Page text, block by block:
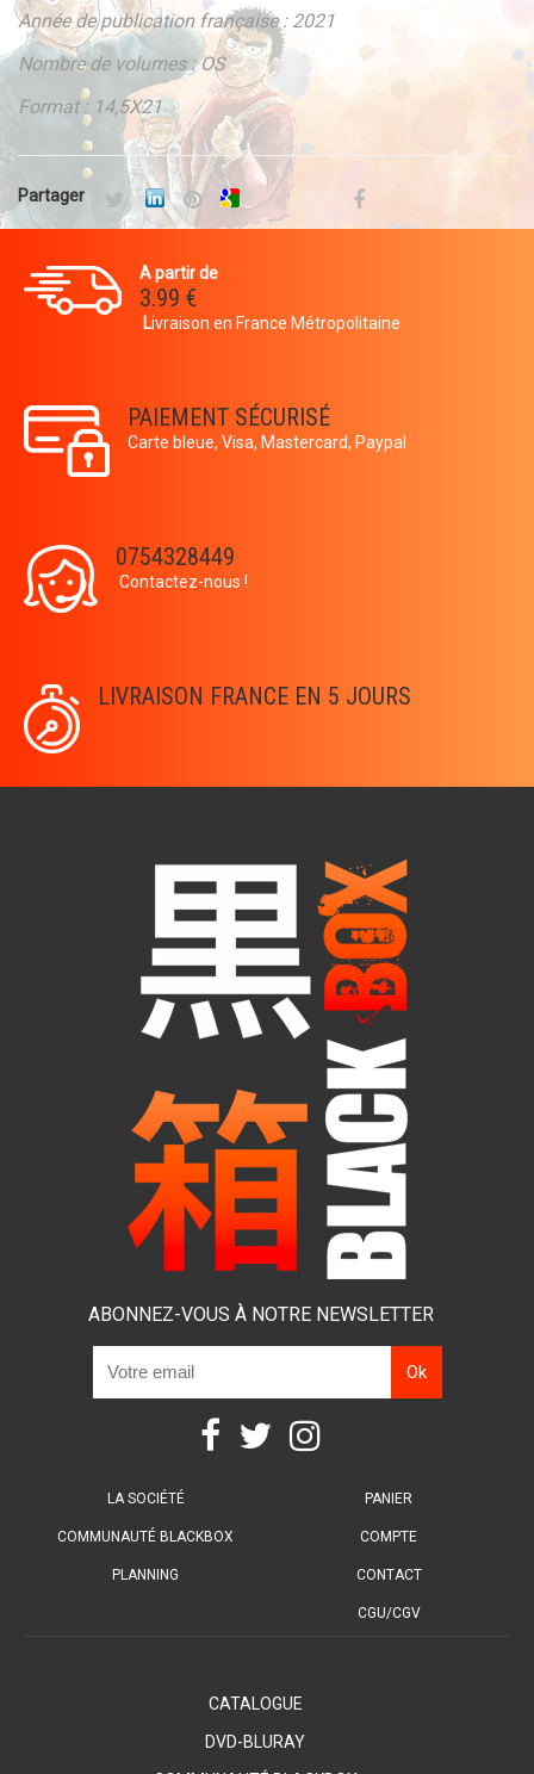
Année de publication française : 2021
Nombre de volumes : OS
Format : 14,5X21
Partager
A partir de
3.99 €
Livraison en France Métropolitaine
PAIEMENT SÉCURISÉ
Carte bleue, Visa, Mastercard, Paypal
0754328449
Contactez-nous !
LIVRAISON FRANCE EN 5 JOURS
ABONNEZ-VOUS À NOTRE NEWSLETTER
LA SOCIÉTÉ
COMMUNAUTÉ BLACKBOX
PLANNING
PANIER
COMPTE
CONTACT
CGU/CGV
CATALOGUE
DVD-BLURAY